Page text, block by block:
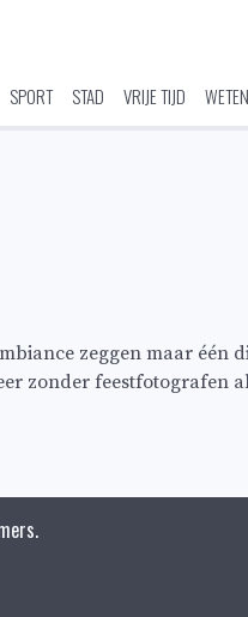
SPORT STAD VRIJE TIJD
zeggen maar één
zonder feestfotografen